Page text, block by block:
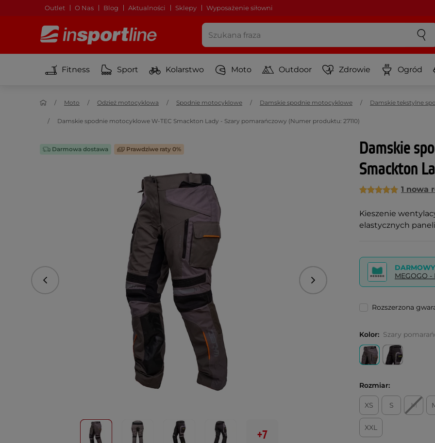
Outlet O Nas Blog Aktualności Sklepy Wyposażenie siłowni
Fitness Sport Kolarstwo Moto Outdoor Zdrowie Ogród
Moto Odzież motocyklowa Spodnie motocyklowe Damskie spodnie motocyklowe Damskie tekstylne
Damskie spodnie motocyklowe W-TEC Smackton Lady - Szary pomarańczowy (Numer produktu: 27110)
Damskie
Smackton
1 nowa
Kieszenie
elastycznych
Darmowa dostawa Prawdziwe raty 0%
Poprzedni Następny
+7
MEGOGO
Rozszerzona
Kolor: Szary
Rozmiar:
XS S M
XXL